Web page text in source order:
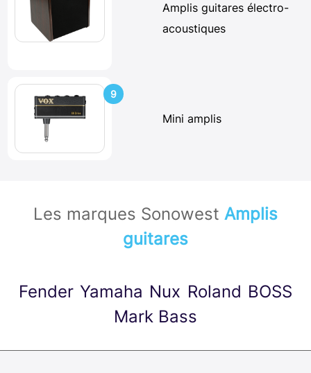
Amplis guitares électro-
acoustiques
Mini amplis
9
Les marques Sonowest Amplis
guitares
Fender Yamaha Nux Roland BOSS
Mark Bass